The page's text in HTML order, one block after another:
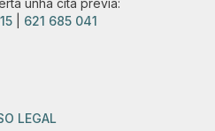
unha cita previa:
| 621 685 041
LEGAL